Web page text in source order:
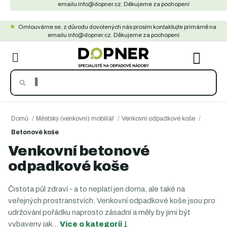
obsah
emailu info@dopner.cz. Děkujeme za pochopení
Omlouváme se, z důvodu dovolených nás prosím kontaktujte primárně na
emailu info@dopner.cz. Děkujeme za pochopení
KOŠÍK
Domů / Městský (venkovní) mobiliář / Venkovní odpadkové koše /
Betonové koše
Venkovní betonové
odpadkové koše
Čistota půl zdraví - a to neplatí jen doma, ale také na
veřejných prostranstvích. Venkovní odpadkové koše jsou pro
udržování pořádku naprosto zásadní a měly by jimi být
vybaveny jak… Více o kategorii ↓